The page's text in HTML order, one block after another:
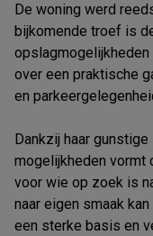
De woning werd
bijkomende troef is
over een praktische
en
Dankzij haar
mogelijkheden vormt
voor wie op zoek is
naar eigen smaak
een sterke basis en